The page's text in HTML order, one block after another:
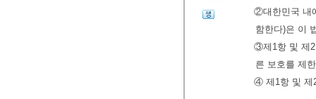
②대한민국 내
함한다)은 이
③제1항 및 제2
른 보호를 제
④ 제1항 및 제